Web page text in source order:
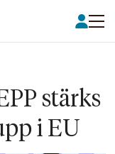
stärks
i EU